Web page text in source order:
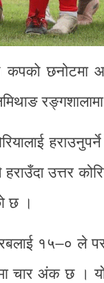
कपको
उत्तर
छ ।
१५–० ले
चार अंक छ ।